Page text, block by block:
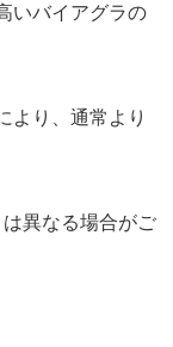
いバイアグラの
より、通常より
異なる場合がご